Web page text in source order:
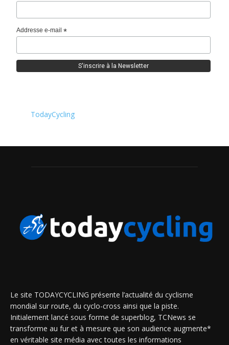
Addresse e-mail*
TodayCycling
Le site TODAYCYCLING présente l’actualité du cyclisme
mondial sur route, du cyclo-cross ainsi que la piste.
Initialement lancé sous forme de superblog, TCNews se
transforme au fur et à mesure que son audience augmente*
en véritable site média avec toutes les informations